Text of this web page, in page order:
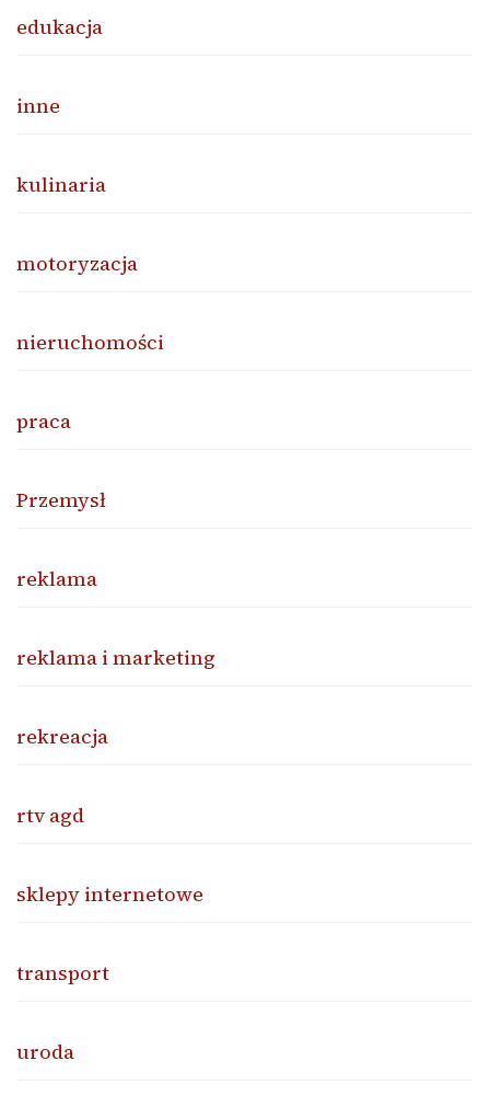
edukacja
inne
kulinaria
motoryzacja
nieruchomości
praca
Przemysł
reklama
reklama i marketing
rekreacja
rtv agd
sklepy internetowe
transport
uroda